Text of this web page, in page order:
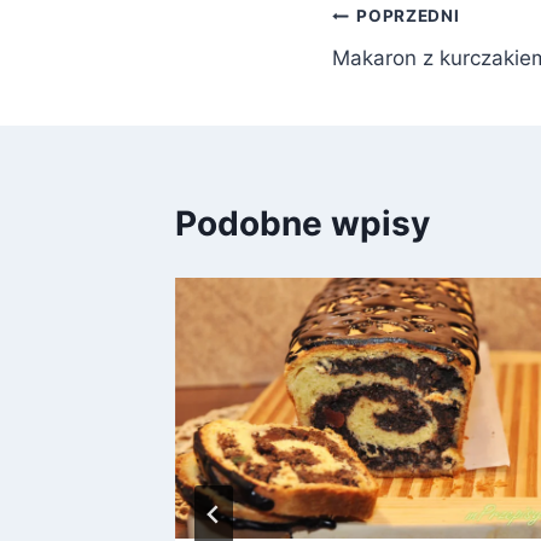
Nawigacja
wpisu
POPRZEDNI
Makaron z
Podobne wpisy